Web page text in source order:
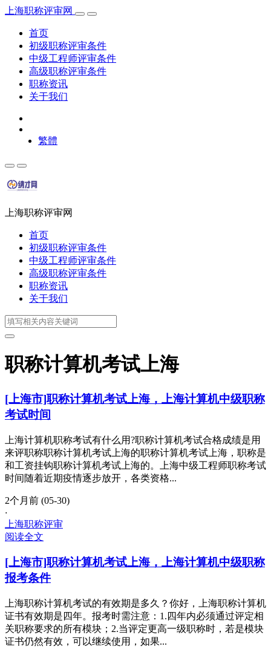
上海职称评审网
首页
初级职称评审条件
中级工程师评审条件
高级职称评审条件
职称资讯
关于我们
繁體
上海职称评审网
首页
初级职称评审条件
中级工程师评审条件
高级职称评审条件
职称资讯
关于我们
职称计算机考试上海
[上海市]职称计算机考试上海，上海计算机中级职称
考试时间
上海计算机职称考试有什么用?职称计算机考试合格成绩是用
来评职称职称计算机考试上海的职称计算机考试上海，职称是
和工资挂钩职称计算机考试上海的。上海中级工程师职称考试
时间随着近期疫情逐步放开，各类资格...
2个月前 (05-30)
·
上海职称评审
阅读全文
[上海市]职称计算机考试上海，上海计算机中级职称
报考条件
上海职称计算机考试的有效期是多久？你好，上海职称计算机
证书有效期是四年。报考时需注意：1.四年内必须通过评定相
关职称要求的所有模块；2.当评定更高一级职称时，若是模块
证书仍然有效，可以继续使用，如果...